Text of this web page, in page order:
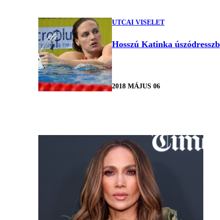
UTCAI VISELET
Hosszú Katinka
2018 MÁJUS 06